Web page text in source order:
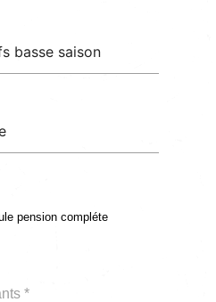
pension compléte
*